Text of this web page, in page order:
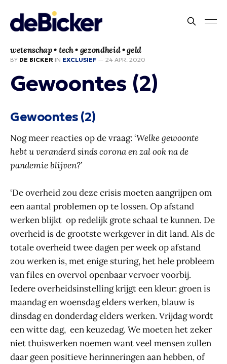
wetenschap • tech • gezondheid • geld
BY DE BICKER IN EXCLUSIEF — 24 APR. 2020
Gewoontes (2)
Gewoontes (2)
Nog meer reacties op de vraag: ‘Welke gewoonte
hebt u veranderd sinds corona en zal ook na de
pandemie blijven?’
‘De overheid zou deze crisis moeten aangrijpen om
een aantal problemen op te lossen. Op afstand
werken blijkt op redelijk grote schaal te kunnen. De
overheid is de grootste werkgever in dit land. Als de
totale overheid twee dagen per week op afstand
zou werken is, met enige sturing, het hele probleem
van files en overvol openbaar vervoer voorbij.
Iedere overheidsinstelling krijgt een kleur: groen is
maandag en woensdag elders werken, blauw is
dinsdag en donderdag elders werken. Vrijdag wordt
een witte dag, een keuzedag. We moeten het zeker
niet thuiswerken noemen want veel mensen zullen
daar geen positieve herinneringen aan hebben, of